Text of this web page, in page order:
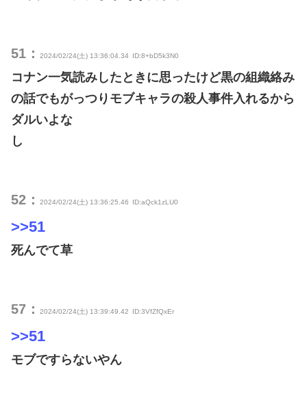
51： 2024/02/24(土) 13:36:04.34 ID:8+bD5k3N0
コナン一気読みしたときに思ったけど黒の組織絡み
の話でもがっつりモブキャラの殺人事件入れるから
ダルいよな
し
52： 2024/02/24(土) 13:36:25.46 ID:aQck1zLU0
>>51
死んでて草
57： 2024/02/24(土) 13:39:49.42 ID:3VfZfQxEr
>>51
モブですらないやん